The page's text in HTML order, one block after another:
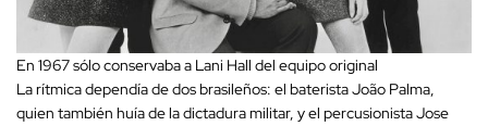
En 1967 sólo conservaba a Lani Hall del equipo original
La rítmica dependía de dos brasileños: el baterista João Palma,
quien también huía de la dictadura militar, y el percusionista Jose